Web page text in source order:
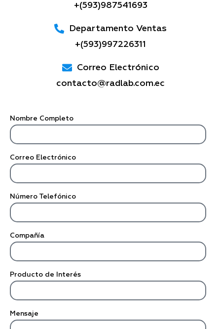
+(593)987541693
Departamento Ventas
+(593)997226311
Correo Electrónico
contacto@radlab.com.ec
Nombre Completo
Correo Electrónico
Número Telefónico
Compañía
Producto de Interés
Mensaje